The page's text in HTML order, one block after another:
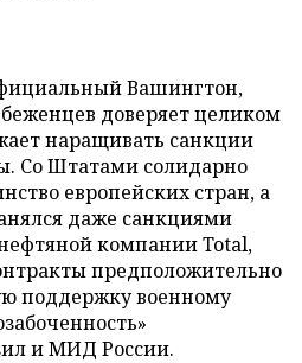
Вашингтон,
доверяет целиком
наращивать санкции
Со Штатами солидарно
европейских стран, а
даже санкциями
компании Total,
предположительно
поддержку военному
и МИД России.